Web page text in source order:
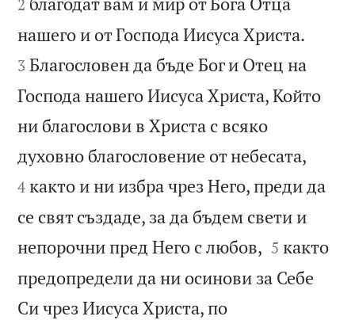
2
нашего и от Господа Иисуса Христа.
3 Благословен да бъде Бог и Отец на
Господа нашего Иисуса Христа, Който
ни благослови в Христа с всяко
духовно благословение от небесата,
4 както и ни избра чрез Него, преди да
се свят създаде, за да бъдем свети и
непорочни пред Него с любов, 

5 както
предопредели да ни осинови за Себе
Си чрез Иисуса Христа, по